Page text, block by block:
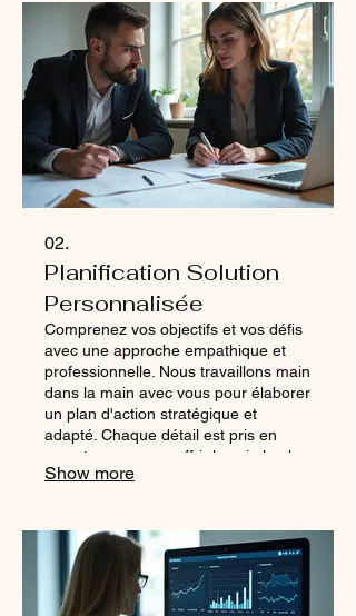
les défis complexes qui nécessitent
une approche novatrice.
02.
Planification Solution
Personnalisée
Comprenez vos objectifs et vos défis
avec une approche empathique et
professionnelle. Nous travaillons main
dans la main avec vous pour élaborer
un plan d'action stratégique et
adapté. Chaque détail est pris en
compte pour vous offrir la voie la plus
efficace vers le succès. C'est la
Show more